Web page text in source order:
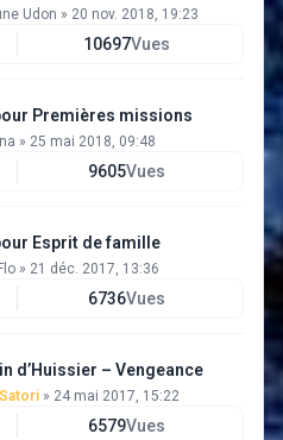
Udon » 20 nov. 2018, 19:23
10697Vues
Premières missions
» 25 mai 2018, 09:48
9605Vues
Esprit de famille
» 21 déc. 2017, 13:36
6736Vues
d’Huissier – Vengeance
» 24 mai 2017, 15:22
6579Vues